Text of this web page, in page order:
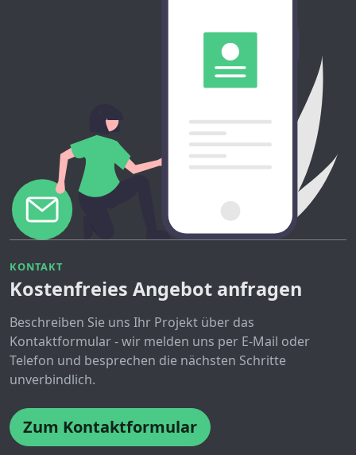
KONTAKT
Kostenfreies Angebot anfragen
Beschreiben Sie uns Ihr Projekt über das
Kontaktformular - wir melden uns per E-Mail oder
Telefon und besprechen die nächsten Schritte
unverbindlich.
Zum Kontaktformular